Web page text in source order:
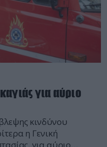
για αύριο
κινδύνου
η Γενική
για αύριο